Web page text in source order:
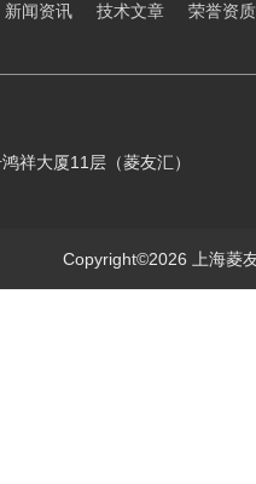
新闻资讯 技术文章 荣誉资质
祥大厦11层（菱友汇）
Copyright©2026 上海菱